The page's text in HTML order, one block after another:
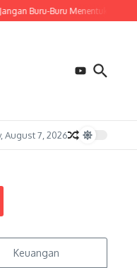
Buru-Buru Menentukan Masa
August 7, 2026
Keuangan